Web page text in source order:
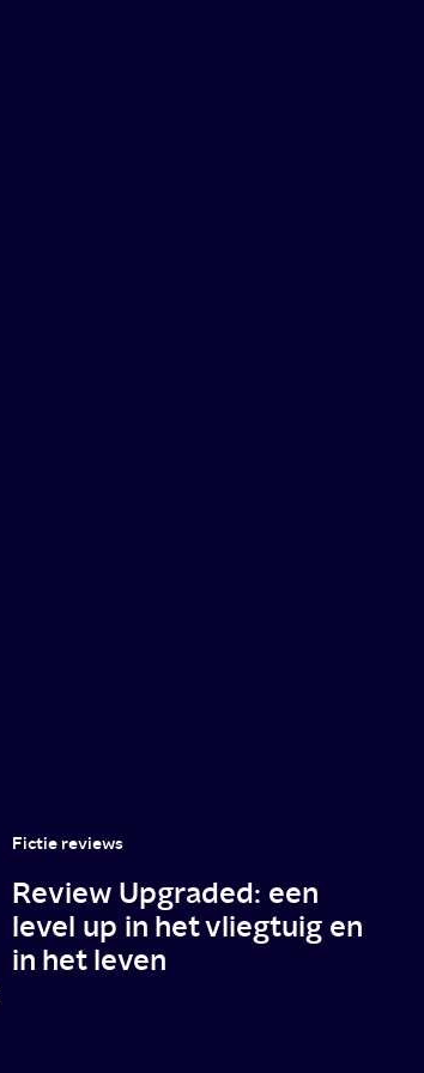
Fictie reviews
Review Upgraded: een
level up in het vliegtuig en
in het leven